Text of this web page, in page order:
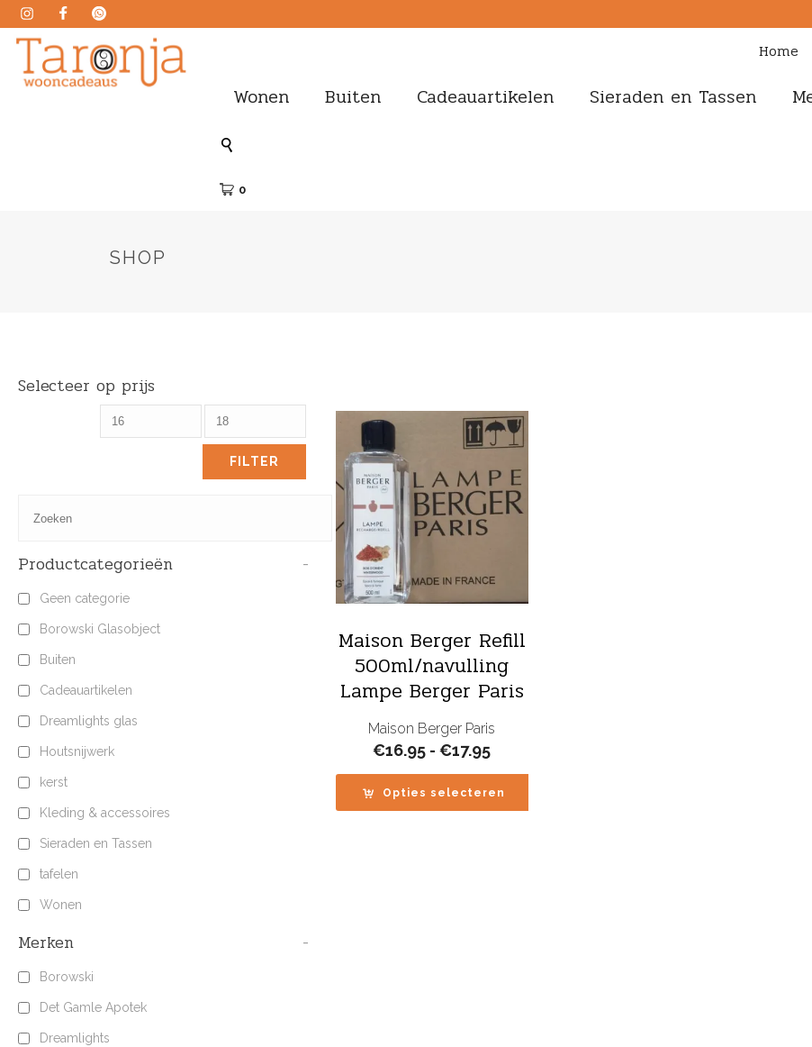
Home
Wonen Buiten Cadeauartikelen Sieraden en Tassen
0
SHOP
Maison Berger Refill
500ml/navulling
Lampe Berger Paris
Maison Berger Paris
€16.95 - €17.95Prijsklasse:
tot
Opties selecteren
Selecteer op prijs
FILTER
Productcategorieën -
Geen categorie
Borowski Glasobject
Buiten
Cadeauartikelen
Dreamlights glas
Houtsnijwerk
kerst
Kleding & accessoires
Sieraden en Tassen
tafelen
Wonen
Merken -
Borowski
Det Gamle Apotek
Dreamlights